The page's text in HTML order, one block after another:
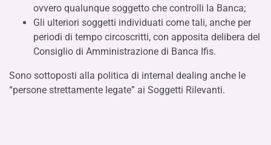
ovvero qualunque soggetto che controlli la Banca;
Gli ulteriori soggetti individuati come tali, anche per
periodi di tempo circoscritti, con apposita delibera del
Consiglio di Amministrazione di Banca Ifis.
Sono sottoposti alla politica di internal dealing anche le
“persone strettamente legate” ai Soggetti Rilevanti.